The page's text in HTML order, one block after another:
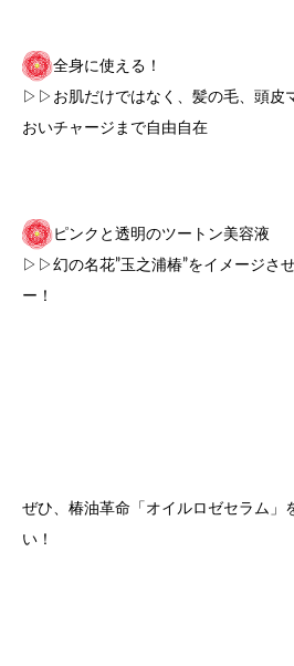
全身に使える！
▷▷お肌だけではなく、髪の毛、頭皮
おいチャージまで自由自在
ピンクと透明のツートン美容液
▷▷幻の名花”玉之浦椿”をイメージさ
ー！
ぜひ、椿油革命「オイルロゼセラム」
い！